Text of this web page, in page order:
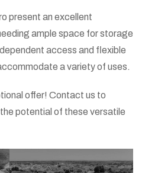
present an excellent
ample space for storage
access and flexible
a variety of uses.
offer! Contact us to
potential of these versatile